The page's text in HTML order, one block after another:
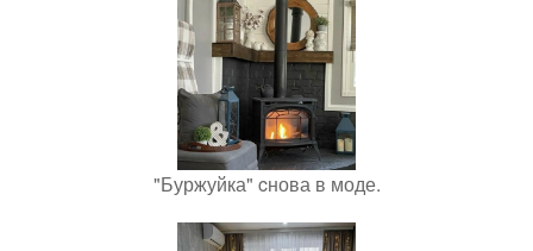
"Буржуйка" cнова в моде.